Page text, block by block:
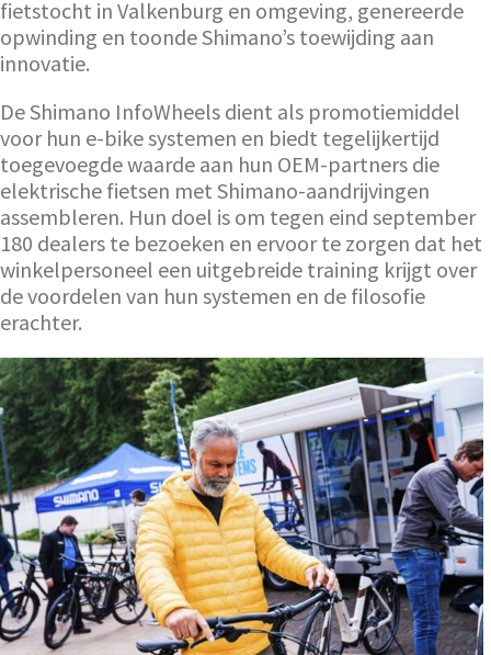
fietstocht in Valkenburg en omgeving, genereerde
opwinding en toonde Shimano’s toewijding aan
innovatie.
De Shimano InfoWheels dient als promotiemiddel
voor hun e-bike systemen en biedt tegelijkertijd
toegevoegde waarde aan hun OEM-partners die
elektrische fietsen met Shimano-aandrijvingen
assembleren. Hun doel is om tegen eind september
180 dealers te bezoeken en ervoor te zorgen dat het
winkelpersoneel een uitgebreide training krijgt over
de voordelen van hun systemen en de filosofie
erachter.